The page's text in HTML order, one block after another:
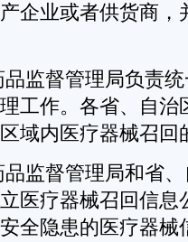
企业或者供货商，
监督管理局负责统
工作。各省、自治
域内医疗器械召回
监督管理局和省、
医疗器械召回信息
全隐患的医疗器械